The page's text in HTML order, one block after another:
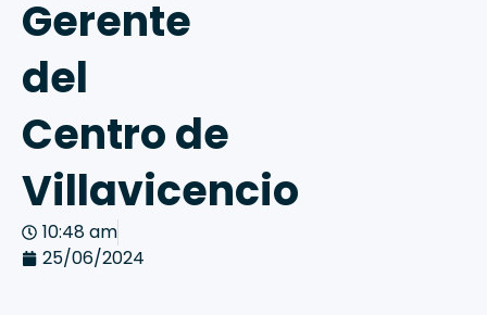
Gerente
del
Centro de
Villavicencio
10:48 am
25/06/2024